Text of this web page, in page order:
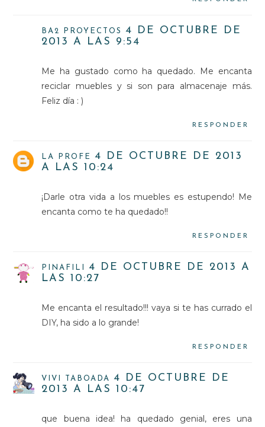
BA2 PROYECTOS
4 DE OCTUBRE DE
2013 A LAS 9:54
Me ha gustado como ha quedado. Me encanta
reciclar muebles y si son para almacenaje más.
Feliz día : )
RESPONDER
LA PROFE
4 DE OCTUBRE DE 2013
A LAS 10:24
¡Darle otra vida a los muebles es estupendo! Me
encanta como te ha quedado!!
RESPONDER
PINAFILI
4 DE OCTUBRE DE 2013 A
LAS 10:27
Me encanta el resultado!!! vaya si te has currado el
DIY, ha sido a lo grande!
RESPONDER
VIVI TABOADA
4 DE OCTUBRE DE
2013 A LAS 10:47
que buena idea! ha quedado genial, eres una